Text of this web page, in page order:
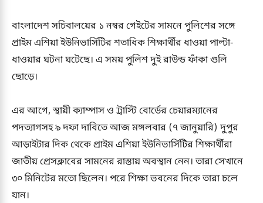
বাংলাদেশ সচিবালয়ের ১ নম্বর গেইটের সামনে পুলিশের সঙ্গে
প্রাইম এশিয়া ইউনিভার্সিটির শতাধিক শিক্ষার্থীর ধাওয়া পাল্টা-
ধাওয়ার ঘটনা ঘটেছে। এ সময় পুলিশ দুই রাউন্ড ফাঁকা গুলি
ছোড়ে।
এর আগে, স্থায়ী ক্যাম্পাস ও ট্রাস্টি বোর্ডের চেয়ারম্যানের
পদত্যাগসহ ৯ দফা দাবিতে আজ মঙ্গলবার (৭ জানুয়ারি) দুপুর
আড়াইটার দিক থেকে প্রাইম এশিয়া ইউনিভার্সিটির শিক্ষার্থীরা
জাতীয় প্রেসক্লাবের সামনের রাস্তায় অবস্থান নেন। তারা সেখানে
৩০ মিনিটের মতো ছিলেন। পরে শিক্ষা ভবনের দিকে তারা চলে
যান।